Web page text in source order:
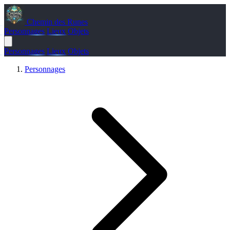
Chemin des Runes
Personnages Lieux Objets
Personnages Lieux Objets
Personnages